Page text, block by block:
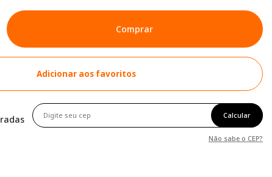
Comprar
Adicionar aos favoritos
Calcular
Não sabe o CEP?